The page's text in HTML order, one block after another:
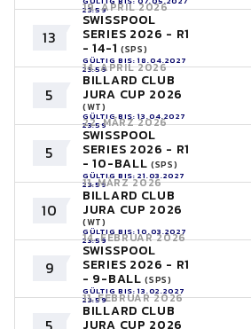
23:59
13
19. APRIL 2026
SWISSPOOL
SERIES 2026 - R1
- 14-1 (SPS)
GÜLTIG BIS: 18.04.2027
23:59
5
14. APRIL 2026
BILLARD CLUB
JURA CUP 2026
(WT)
GÜLTIG BIS: 13.04.2027
23:59
5
22. MÄRZ 2026
SWISSPOOL
SERIES 2026 - R1
- 10-BALL (SPS)
GÜLTIG BIS: 21.03.2027
23:59
10
11. MÄRZ 2026
BILLARD CLUB
JURA CUP 2026
(WT)
GÜLTIG BIS: 10.03.2027
23:59
9
14. FEBRUAR 2026
SWISSPOOL
SERIES 2026 - R1
- 9-BALL(SPS)
GÜLTIG BIS: 13.02.2027
23:59
11. FEBRUAR 2026
BILLARD CLUB
JURA CUP 2026